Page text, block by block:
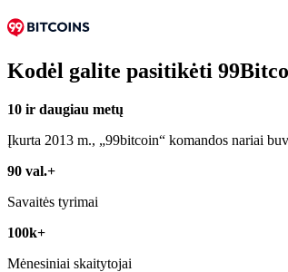
Kodėl galite pasitikėti
10 ir daugiau metų
Įkurta 2013 m., „99bitcoin“ komandos nariai
90 val.+
Savaitės tyrimai
100k+
Mėnesiniai skaitytojai